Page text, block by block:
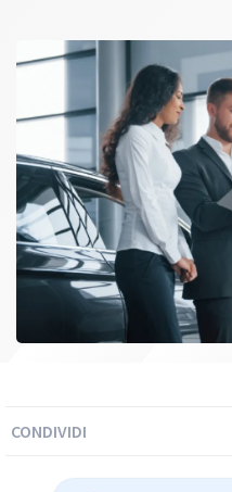
CONDIVIDI